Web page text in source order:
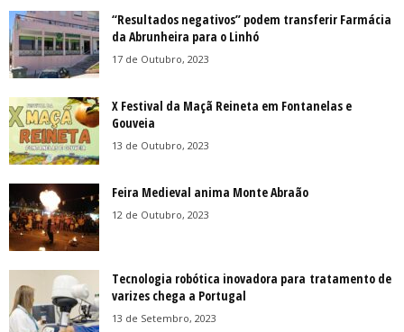
“Resultados negativos” podem transferir Farmácia
da Abrunheira para o Linhó
17 de Outubro, 2023
X Festival da Maçã Reineta em Fontanelas e
Gouveia
13 de Outubro, 2023
Feira Medieval anima Monte Abraão
12 de Outubro, 2023
Tecnologia robótica inovadora para tratamento de
varizes chega a Portugal
13 de Setembro, 2023